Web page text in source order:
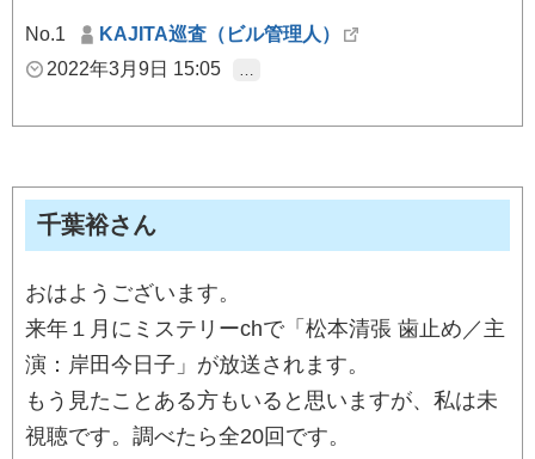
No.1
KAJITA巡査（ビル管理人）
2022年3月9日 15:05
千葉裕さん
おはようございます。
来年１月にミステリーchで「松本清張 歯止め／主
演：岸田今日子」が放送されます。
もう見たことある方もいると思いますが、私は未
視聴です。調べたら全20回です。